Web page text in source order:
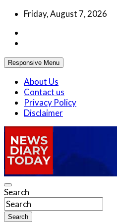
Skip
content
Friday, August 7, 2026
Responsive Menu
About Us
Contact us
Privacy Policy
Disclaimer
News Diary Today
Truth be told
Search
Search